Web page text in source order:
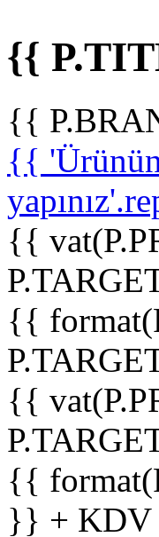
{{
{{
{{
{{
{{
{{
{{
}} + KDV